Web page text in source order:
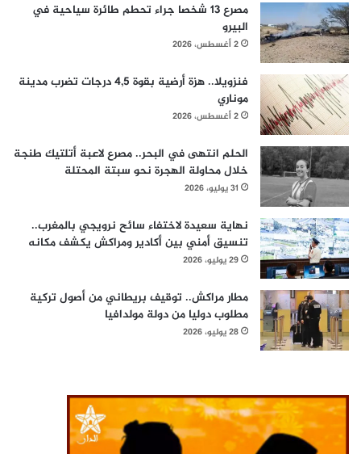
مصرع 13 شخصا جراء تحطم طائرة سياحية في
البيرو
2 أغسطس، 2026
فنزويلا.. هزة أرضية بقوة 4,5 درجات تضرب مدينة
موناري
2 أغسطس، 2026
الحلم انتهى في البحر.. مصرع لاعبة أتلتيك طنجة
خلال محاولة الهجرة نحو سبتة المحتلة
31 يوليو، 2026
نهاية سعيدة لاختفاء سائح نرويجي بالمغرب..
تنسيق أمني بين أكادير ومراكش يكشف مكانه
29 يوليو، 2026
مطار مراكش.. توقيف بريطاني من أصول تركية
مطلوب دوليا من دولة مولدافيا
28 يوليو، 2026